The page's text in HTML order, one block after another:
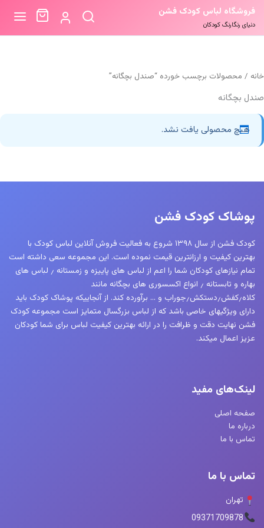
فروشگاه لباس کودک فشن
دنیای رنگارنگ کودکان
خانه / محصولات برچسب خورده “صندل بچگانه”
صندل بچگانه
هیچ محصولی یافت نشد.
پوشاک کودک فشن
کودک فشن از سال ۱۳۹۸ شروع به فعالیت فروش آنلاین لباس کودک با
بهترین کیفیت و ارزانترین قیمت نموده است. این مجموعه سعی داشته است
تمام نیازهای کودکان شما را اعم از لباس های پاییزه و زمستانه ٫ لباس های
بهاره و تابستانه ٫ انواع اکسسوری های بچگانه مانند
کلاه٫کفش٫دستکش٫جوراب و … برآورده کند. از آنجاییکه پوشاک کودک باید
دارای ویژگیهای خاصی باشد که از لباس بزرگسال متمایز است مجموعه کودک
فشن نهایت دقت و ظرافت را در ارائه بهترین کیفیت لباس برای شما کودکان
عزیز اعمال میکند.
لینک‌های مفید
صفحه اصلی
درباره ما
تماس با ما
تماس با ما
تهران
09371709878